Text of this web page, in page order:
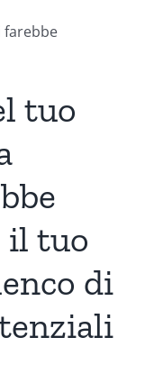
farebbe
tuo
il tuo
di